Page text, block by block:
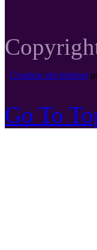
Creation site internet
Go To